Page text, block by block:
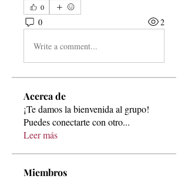
0
0 2
Write a comment...
Acerca de
¡Te damos la bienvenida al grupo!
Puedes conectarte con otro...
Leer más
Miembros